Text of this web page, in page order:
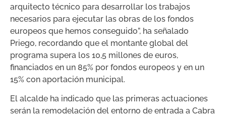
arquitecto técnico para desarrollar los trabajos
necesarios para ejecutar las obras de los fondos
europeos que hemos conseguido”, ha señalado
Priego, recordando que el montante global del
programa supera los 10,5 millones de euros,
financiados en un 85% por fondos europeos y en un
15% con aportación municipal.
El alcalde ha indicado que las primeras actuaciones
serán la remodelación del entorno de entrada a Cabra